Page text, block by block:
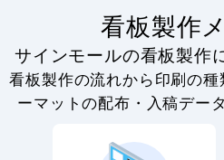
看板製作
サインモールの看板製作
看板製作の流れから印刷の
ーマットの配布・入稿デー